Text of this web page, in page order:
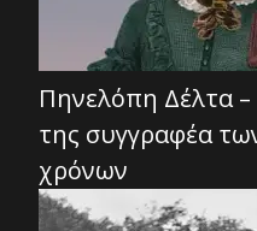
Πηνελόπη Δέλτα
της συγγραφέα
χρόνων